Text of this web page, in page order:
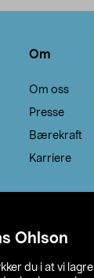
Ohlson
du i at vi
Om
Om oss
Presse
Bærekraft
Karriere